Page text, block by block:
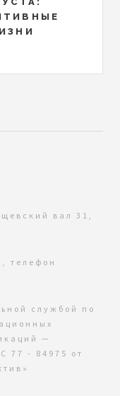
вал 31,
телефон
службой по
—
77 - 84975 от